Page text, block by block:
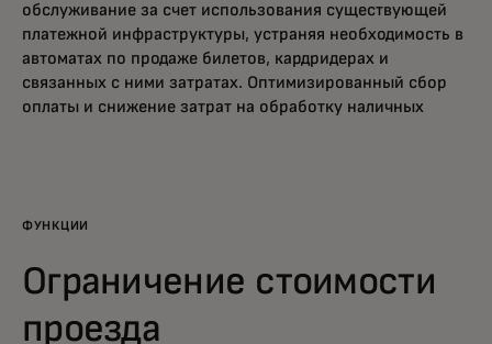
обслуживание за счет использования существующей
платежной инфраструктуры, устраняя необходимость в
автоматах по продаже билетов, кардридерах и
связанных с ними затратах. Оптимизированный сбор
оплаты и снижение затрат на обработку наличных
ФУНКЦИИ
Ограничение стоимости
проезда